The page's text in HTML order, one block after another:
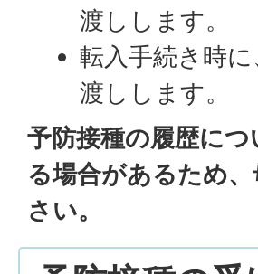
渡しします。
転入手続き時
渡しします。
予防接種の履歴に
る場合があるため
さい。